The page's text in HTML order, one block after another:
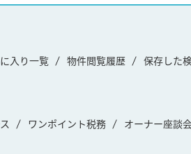
入り一覧 物件閲覧履歴
保存した
ワンポイント税務 オーナー座談